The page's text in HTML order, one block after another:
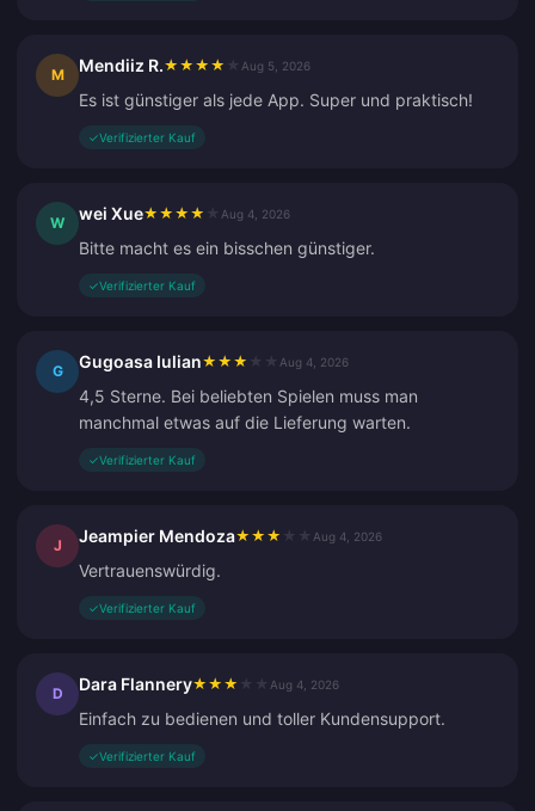
M Mendiiz R.★ ★ ★ ★ Aug 5, 2026
Es ist günstiger als jede App. Super und praktisch!
✓Verifizierter Kauf
W wei Xue★ ★ ★ ★ Aug 4, 2026
Bitte macht es ein bisschen günstiger.
✓Verifizierter Kauf
G Gugoasa Iulian★ ★ ★ Aug 4, 2026
4,5 Sterne. Bei beliebten Spielen muss man
manchmal etwas auf die Lieferung warten.
✓Verifizierter Kauf
J Jeampier Mendoza★ ★ ★ Aug 4, 2026
Vertrauenswürdig.
✓Verifizierter Kauf
D Dara Flannery★ ★ ★ Aug 4, 2026
Einfach zu bedienen und toller Kundensupport.
✓Verifizierter Kauf